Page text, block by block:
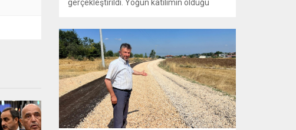
gerçekleştirildi. Yoğun katılımın olduğu
değerlendirmelerin ardından iş sahibi oldu.
Osmangazi Belediyesi’nin, Bursa Ticaret
ve Sanayi Odası (BTSO) ve İŞKUR iş
birliğiyle yıl boyunca sürdürdüğü istihdam
buluşmaları yoğun ilgi görmeye devam...